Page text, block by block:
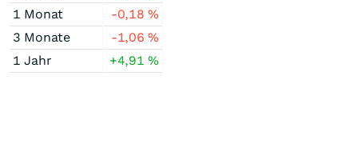
1 Monat
-0,18%
3 Monate
-1,06%
1 Jahr
+4,91%